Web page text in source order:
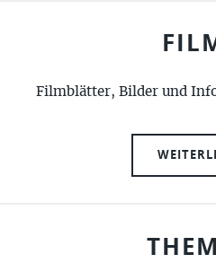
Filmblätter, Bilder und